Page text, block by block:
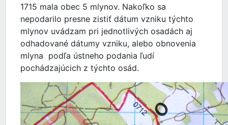
1715 mala obec 5 mlynov. Nakoľko sa
nepodarilo presne zistiť dátum vzniku týchto
mlynov uvádzam pri jednotlivých osadách aj
odhadované dátumy vzniku, alebo obnovenia
mlyna podľa ústneho podania ľudí
pochádzajúcich z týchto osád.